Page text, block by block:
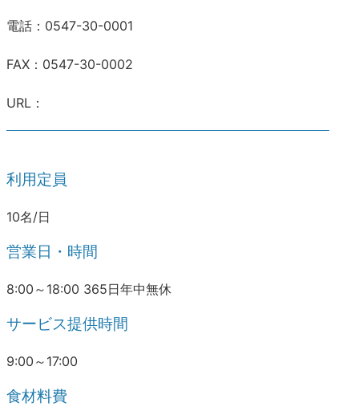
電話：0547-30-0001
FAX：0547-30-0002
URL：
利用定員
10名/日
営業日・時間
8:00～18:00 365日年中無休
サービス提供時間
9:00～17:00
食材料費